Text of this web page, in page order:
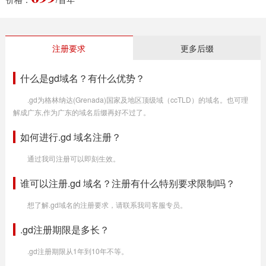
注册要求 更多后缀
什么是gd域名？有什么优势？
.gd为格林纳达(Grenada)国家及地区顶级域（ccTLD）的域名。也可理
解成广东,作为广东的域名后缀再好不过了。
如何进行.gd 域名注册？
通过我司注册可以即刻生效。
谁可以注册.gd 域名？注册有什么特别要求限制吗？
想了解.gd域名的注册要求，请联系我司客服专员。
.gd注册期限是多长？
.gd注册期限从1年到10年不等。